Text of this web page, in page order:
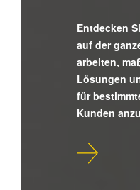
Entdecken
auf der
arbeiten,
Lösungen
für
Kunden